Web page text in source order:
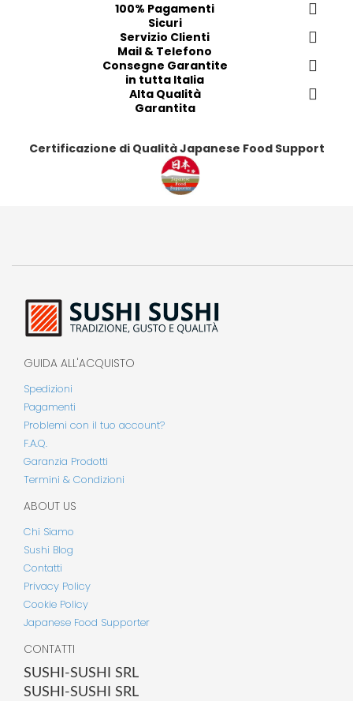
100% Pagamenti
Sicuri
Servizio Clienti
Mail & Telefono
Consegne Garantite
in tutta Italia
Alta Qualità
Garantita
Certificazione di Qualità Japanese Food Support
GUIDA ALL'ACQUISTO
Spedizioni
Pagamenti
Problemi con il tuo account?
F.A.Q.
Garanzia Prodotti
Termini & Condizioni
ABOUT US
Chi Siamo
Sushi Blog
Contatti
Privacy Policy
Cookie Policy
Japanese Food Supporter
CONTATTI
SUSHI-SUSHI SRL
SUSHI-SUSHI SRL